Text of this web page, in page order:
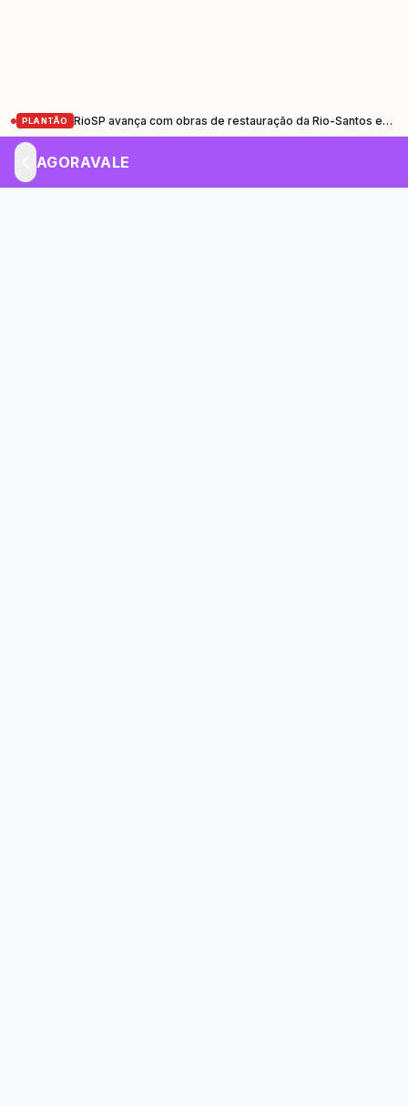
PLANTÃO RioSP avança com obras de restauração da Rio-Santos entre Santa Cruz (RJ) e Ubatuba (SP)
AGORAVALE